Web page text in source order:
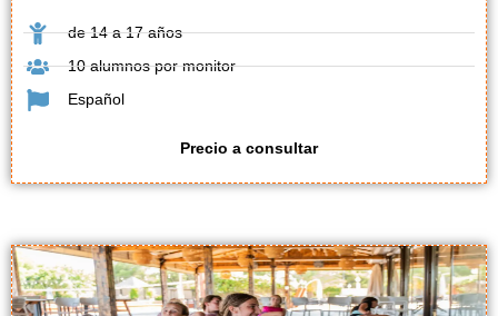
de 14 a 17 años
10 alumnos por monitor
Español
Precio a consultar